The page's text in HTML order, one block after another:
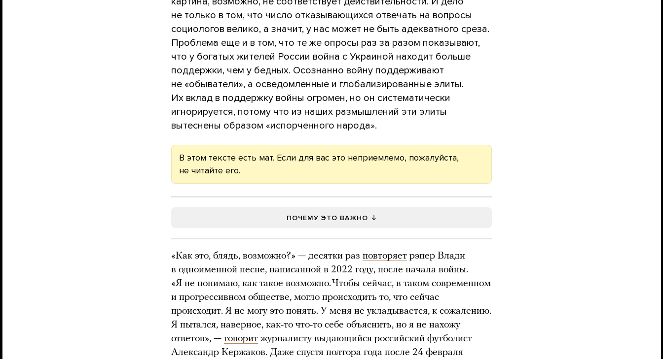
не только в том, что число отказывающихся отвечать на вопросы
социологов велико, а значит, у нас может не быть адекватного среза.
Проблема еще и в том, что те же опросы раз за разом показывают,
что у богатых жителей России война с Украиной находит больше
поддержки, чем у бедных. Осознанно войну поддерживают
не «обыватели», а осведомленные и глобализированные элиты.
Их вклад в поддержку войны огромен, но он систематически
игнорируется, потому что из наших размышлений эти элиты
вытеснены образом «испорченного народа».
В этом тексте есть мат. Если для вас это неприемлемо, пожалуйста,
не читайте его.
ПОЧЕМУ ЭТО ВАЖНО
«Как это, блядь, возможно?» — десятки раз повторяет рэпер Влади
в одноименной песне, написанной в 2022 году, после начала войны.
«Я не понимаю, как такое возможно. Чтобы сейчас, в таком современном
и прогрессивном обществе, могло происходить то, что сейчас
происходит. Я не могу это понять. У меня не укладывается, к сожалению.
Я пытался, наверное, как-то что-то себе объяснить, но я не нахожу
ответов», — говорит журналисту выдающийся российский футболист
Александр Кержаков. Даже спустя полтора года после 24 февраля